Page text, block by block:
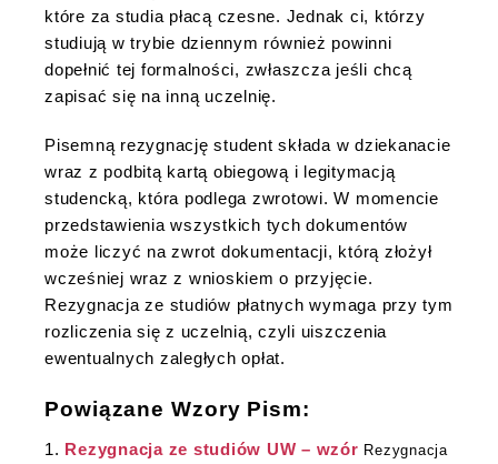
które za studia płacą czesne. Jednak ci, którzy
studiują w trybie dziennym również powinni
dopełnić tej formalności, zwłaszcza jeśli chcą
zapisać się na inną uczelnię.
Pisemną rezygnację student składa w dziekanacie
wraz z podbitą kartą obiegową i legitymacją
studencką, która podlega zwrotowi. W momencie
przedstawienia wszystkich tych dokumentów
może liczyć na zwrot dokumentacji, którą złożył
wcześniej wraz z wnioskiem o przyjęcie.
Rezygnacja ze studiów płatnych wymaga przy tym
rozliczenia się z uczelnią, czyli uiszczenia
ewentualnych zaległych opłat.
Powiązane Wzory Pism:
Rezygnacja ze studiów UW – wzór Rezygnacja